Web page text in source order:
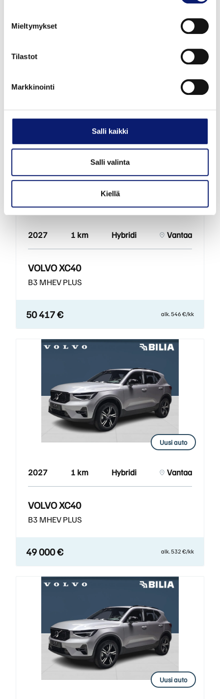
Mieltymykset
Tilastot
Markkinointi
Salli kaikki
Salli valinta
Kiellä
VOLVO XC40
Uusi auto
2027 1 km Hybridi Vantaa
VOLVO XC40
B3 MHEV PLUS
50 417 € alk. 546 €/kk
Uusi auto
2027 1 km Hybridi Vantaa
VOLVO XC40
B3 MHEV PLUS
49 000 € alk. 532 €/kk
Uusi auto